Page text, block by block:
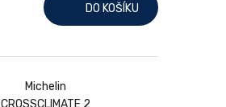
DO KOŠÍKU
Michelin